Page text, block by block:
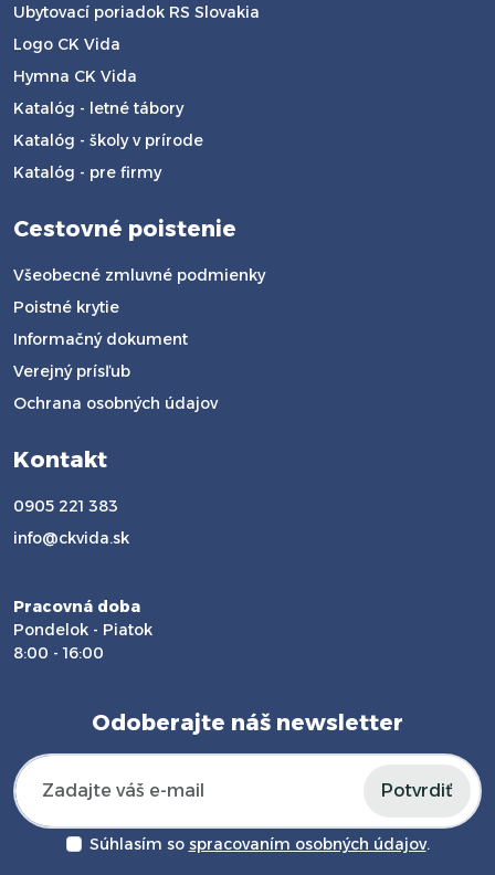
Ubytovací poriadok RS Slovakia
Logo CK Vida
Hymna CK Vida
Katalóg - letné tábory
Katalóg - školy v prírode
Katalóg - pre firmy
Cestovné poistenie
Všeobecné zmluvné podmienky
Poistné krytie
Informačný dokument
Verejný prísľub
Ochrana osobných údajov
Kontakt
0905 221 383
info@ckvida.sk
Pracovná doba
Pondelok - Piatok
8:00 - 16:00
Odoberajte náš newsletter
Potvrdiť
Súhlasím so spracovaním osobných údajov.